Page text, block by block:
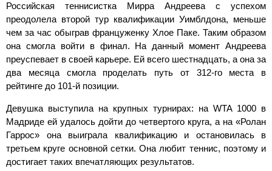
Российская теннисистка Мирра Андреева с успехом
преодолела второй тур квалификации Уимблдона, меньше
чем за час обыграв француженку Хлое Паке. Таким образом
она смогла войти в финал. На данный момент Андреева
преуспевает в своей карьере. Ей всего шестнадцать, а она за
два месяца смогла проделать путь от 312-го места в
рейтинге до 101-й позиции.
Девушка выступила на крупных турнирах: на WTA 1000 в
Мадриде ей удалось дойти до четвертого круга, а на «Ролан
Гаррос» она выиграла квалификацию и остановилась в
третьем круге основной сетки. Она любит теннис, поэтому и
достигает таких впечатляющих результатов.